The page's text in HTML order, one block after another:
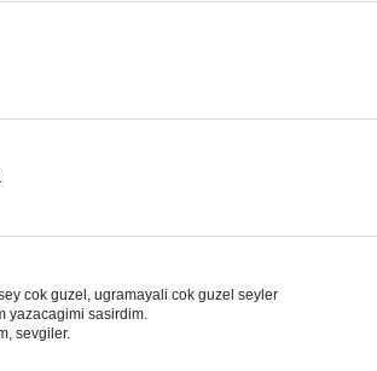
cok guzel, ugramayali cok guzel seyler
yazacagimi sasirdim.
sevgiler.